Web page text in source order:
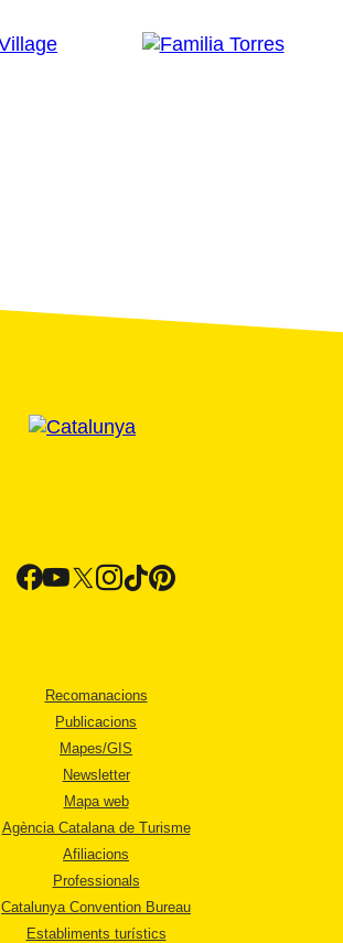
Recomanacions
Publicacions
Mapes/GIS
Newsletter
Mapa web
Agència Catalana de Turisme
Afiliacions
Professionals
Catalunya Convention Bureau
Establiments turístics